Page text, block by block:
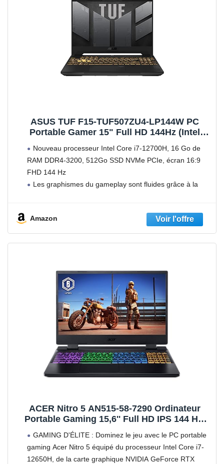
ASUS TUF F15-TUF507ZU4-LP144W PC
Portable Gamer 15" Full HD 144Hz (Intel
RAM, 512Go PCIe SSD) Windows 11 Clavier
Rétroéclairé AZERTY Français RGB 1 Zone
Nouveau processeur Intel Core i7-12700H, 16 Go de
RAM DDR4-3200, 512Go SSD NVMe PCIe, écran 16:9
FHD 144 Hz
Les graphismes du gameplay sont fluides grâce à la
Amazon
ACER Nitro 5 AN515-58-7290 Ordinateur
Portable Gaming 15,6'' Full HD IPS 144 Hz,
PC Portable Gamer (Intel Core i7-12650H,
NVIDIA GeForce RTX 4060, RAM 16 Go, 512
Go SSD, Sans OS ) - PC Gaming Noir
GAMING D'ÉLITE : Dominez le jeu avec le PC portable
gaming Acer Nitro 5 équipé du processeur Intel Core i7-
12650H, de la carte graphique NVIDIA GeForce RTX